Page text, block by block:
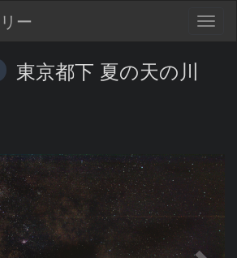
ー
東京都下 夏の天の川